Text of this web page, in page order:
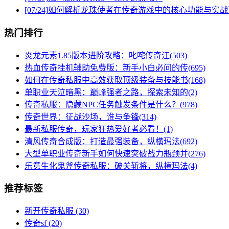
[07/24]如何解析龙珠使者在传奇游戏中的核心功能与实
热门排行
炎龙元素1.85版本进阶攻略：叱咤传奇江(503)
热血传奇挂机辅助免费版：新手小白必问的传(695)
如何在传奇私服中高效获取顶级装备与技能书(168)
单职业天泣暗黑：巅峰强者之路，探索未知的(2)
传奇私服：隐藏NPC任务触发条件是什么？(978)
传奇世界：征战沙场，谁与争锋(314)
最新私服传奇，玩家狂热爱好者必看！(1)
清风传奇合成版：打造最强装备，纵横玛法(692)
大型单职业传奇新手如何快速突破战力瓶颈并(276)
乐意生化鬼斧传奇私服：破关斩将，纵横玛法(4)
推荐标签
新开传奇私服 (30)
传奇sf(20)